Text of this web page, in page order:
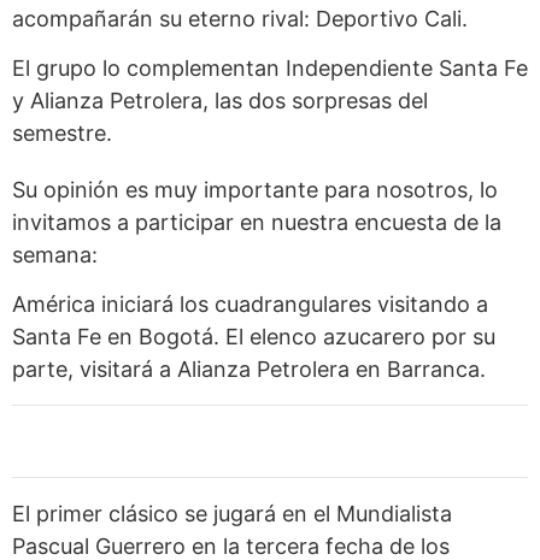
acompañarán su eterno rival: Deportivo Cali.
El grupo lo complementan Independiente Santa Fe
y Alianza Petrolera, las dos sorpresas del
semestre.
Su opinión es muy importante para nosotros, lo
invitamos a participar en nuestra encuesta de la
semana:
América iniciará los cuadrangulares visitando a
Santa Fe en Bogotá. El elenco azucarero por su
parte, visitará a Alianza Petrolera en Barranca.
El primer clásico se jugará en el Mundialista
Pascual Guerrero en la tercera fecha de los